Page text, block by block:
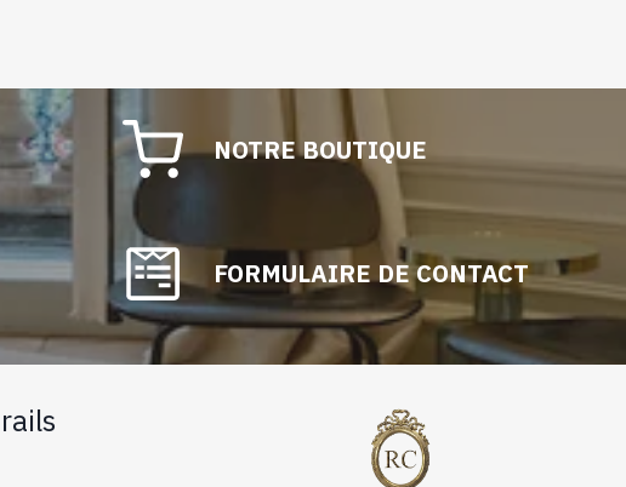
NOTRE BOUTIQUE
FORMULAIRE DE CONTACT